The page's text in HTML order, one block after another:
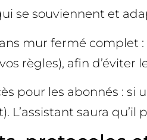
se souviennent et
mur fermé complet
règles), afin
pour les abonnés :
L’assistant saura qu’il